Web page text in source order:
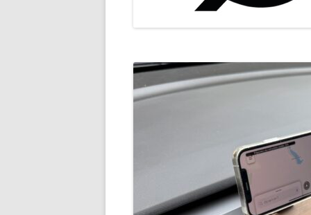
TROTTINETTES, VÉLOS, ETC.